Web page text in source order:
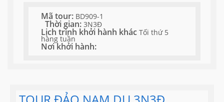
Mã tour: BD909-1
Thời gian: 3N3Đ
Lịch trình khởi hành khác Tối thứ 5
hàng tuần
Nơi khởi hành: